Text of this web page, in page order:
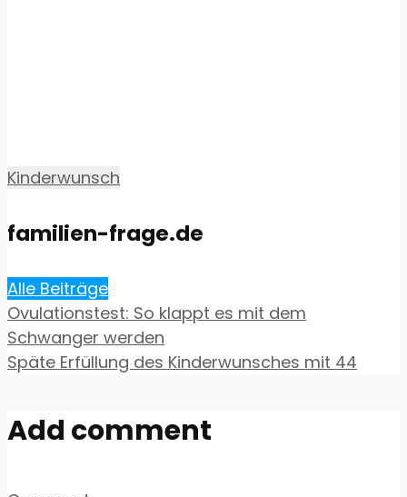
Kinderwunsch
familien-frage.de
Alle Beiträge
Ovulationstest: So klappt es mit dem
Schwanger werden
Späte Erfüllung des Kinderwunsches mit 44
Add comment